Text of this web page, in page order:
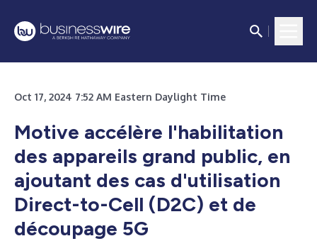
Oct 17, 2024 7:52 AM Eastern Daylight Time
Motive accélère l'habilitation
des appareils grand public, en
ajoutant des cas d'utilisation
Direct-to-Cell (D2C) et de
découpage 5G